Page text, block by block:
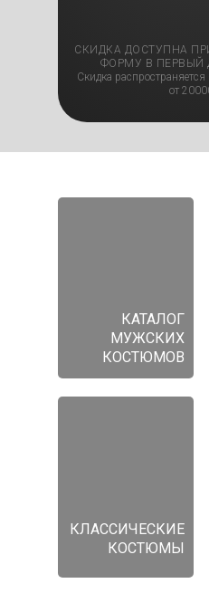
СКИДКА ДОСТУПНА
ФОРМУ В ПЕРВЫЙ
Скидка
от
КАТАЛОГ
МУЖСКИХ
КОСТЮМОВ
КЛАССИЧЕСКИЕ
КОСТЮМЫ